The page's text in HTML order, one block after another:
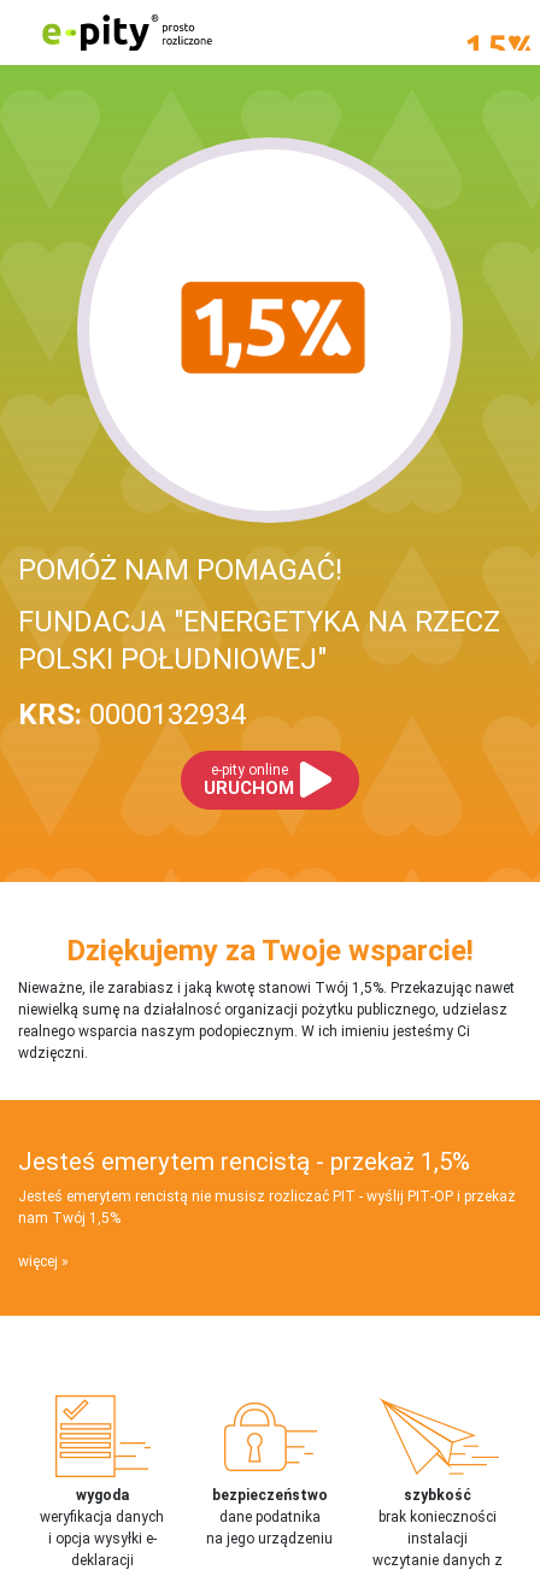
POMÓŻ NAM POMAGAĆ!
FUNDACJA "ENERGETYKA NA RZECZ
POLSKI POŁUDNIOWEJ"
KRS: 0000132934
e-pity online
URUCHOM
Dziękujemy za Twoje wsparcie!
Nieważne, ile zarabiasz i jaką kwotę stanowi Twój 1,5%. Przekazując nawet
niewielką sumę na działalnosć organizacji pożytku publicznego, udzielasz
realnego wsparcia naszym podopiecznym. W ich imieniu jesteśmy Ci
wdzięczni.
Jesteś emerytem rencistą - przekaż 1,5%
Jesteś emerytem rencistą nie musisz rozliczać PIT - wyślij PIT‑OP i przekaż
nam Twój 1,5%
więcej
wygoda
weryfikacja danych
i opcja wysyłki e-
deklaracji
bezpieczeństwo
dane podatnika
na jego urządzeniu
szybkość
brak konieczności
instalacji
wczytanie danych z